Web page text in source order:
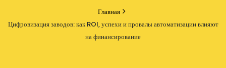
Главная
Цифровизация заводов: как ROI, успехи и провалы автоматизации влияют
на финансирование